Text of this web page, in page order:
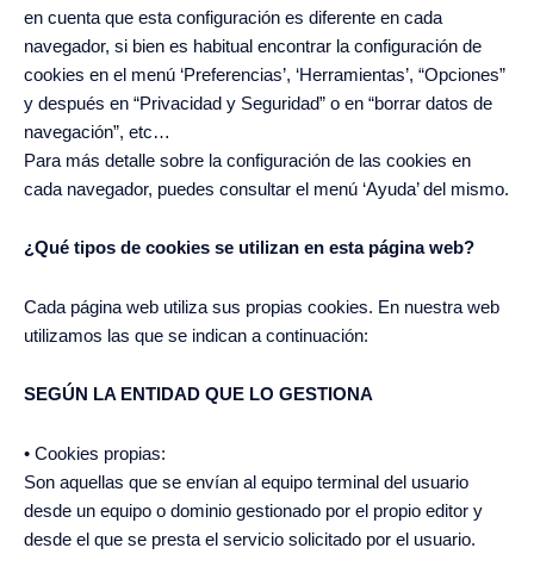
en cuenta que esta configuración es diferente en cada
navegador, si bien es habitual encontrar la configuración de
cookies en el menú ‘Preferencias’, ‘Herramientas’, “Opciones”
y después en “Privacidad y Seguridad” o en “borrar datos de
navegación”, etc…
Para más detalle sobre la configuración de las cookies en
cada navegador, puedes consultar el menú ‘Ayuda’ del mismo.
¿Qué tipos de cookies se utilizan en esta página web?
Cada página web utiliza sus propias cookies. En nuestra web
utilizamos las que se indican a continuación:
SEGÚN LA ENTIDAD QUE LO GESTIONA
• Cookies propias:
Son aquellas que se envían al equipo terminal del usuario
desde un equipo o dominio gestionado por el propio editor y
desde el que se presta el servicio solicitado por el usuario.